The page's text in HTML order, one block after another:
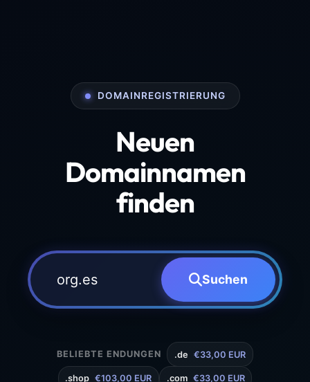
DOMAINREGISTRIERUNG
Neuen
Domainnamen
finden
Suchen
BELIEBTE ENDUNGEN .de €33,00 EUR
.shop €103,00 EUR .com €33,00 EUR